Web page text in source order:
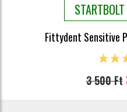
STARTBOLT
Fittydent Sensitive
3 500 Ft